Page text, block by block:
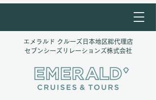
エメラルド クルーズ日本地区総代理店
​セブンシーズリレーションズ株式会社